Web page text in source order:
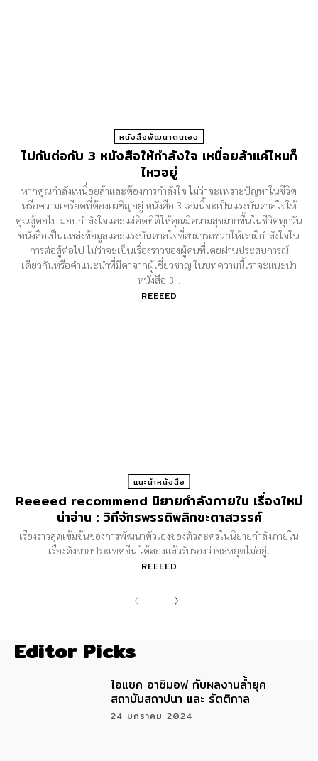
หนังสือพัฒนาตนเอง
ไปกันต่อกับ 3 หนังสือให้กำลังใจ เหนื่อยล้าแค่ไหนก็
ไหวอยู่
หากคุณกำลังเหนื่อยล้าและต้องการกำลังใจ ไม่ว่าจะเพราะปัญหาในชีวิต
หรือความเครียดที่ต้องเผชิญอยู่ หนังสือ 3 เล่มนี้จะเป็นแรงบันดาลใจให้
คุณสู้ต่อไป มอบกำลังใจและแง่คิดที่ดีให้คุณมีความสุขมากขึ้นในชีวิตทุกวัน
หนังสือเป็นแหล่งข้อมูลและแรงบันดาลใจที่สามารถช่วยให้เรามีกำลังใจใน
การต่อสู้ต่อไป ไม่ว่าจะเป็นเรื่องราวของผู้คนที่เคยผ่านประสบการณ์
เดียวกันหรือคำแนะนำที่มีค่าจากผู้เชี่ยวชาญ ในบทความนี้เราจะแนะนำ
หนังสือ 3...
REEEED
แนะนำหนังสือ
Reeeed recommend นิยายกำลังภายใน เรื่องใหม่
น่าอ่าน : วิถีจักรพรรดิพลิกชะตาสวรรค์
เรื่องราวสุดเข้มข้นของการพัฒนาตัวเองของตัวละครในนิยายกำลังภายใน
เรื่องดังจากประเทศจีน ได้ลองแล้วรับรองว่าจะหยุดไม่อยู่!
REEEED
Editor Picks
ไอแซค อาซิมอฟ กับผลงานล้ำยุค
สถาบันสถาปนา และ รัตติกาล
24 มกราคม 2024